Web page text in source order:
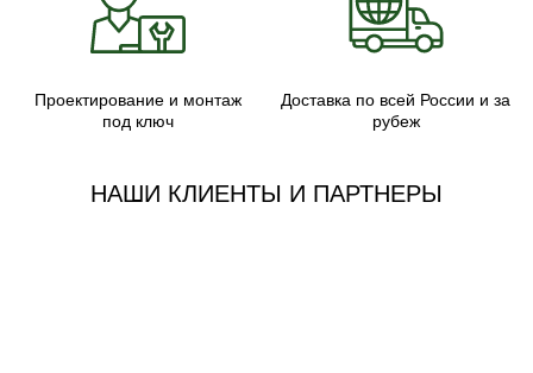
Проектирование и монтаж
под ключ
Доставка по всей России и за
рубеж
НАШИ КЛИЕНТЫ И ПАРТНЕРЫ